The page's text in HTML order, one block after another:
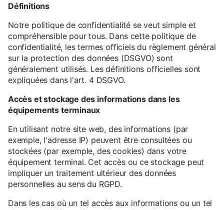
Définitions
Notre politique de confidentialité se veut simple et
compréhensible pour tous. Dans cette politique de
confidentialité, les termes officiels du règlement général
sur la protection des données (DSGVO) sont
généralement utilisés. Les définitions officielles sont
expliquées dans l'art. 4 DSGVO.
Accès et stockage des informations dans les
équipements terminaux
En utilisant notre site web, des informations (par
exemple, l'adresse IP) peuvent être consultées ou
stockées (par exemple, des cookies) dans votre
équipement terminal. Cet accès ou ce stockage peut
impliquer un traitement ultérieur des données
personnelles au sens du RGPD.
Dans les cas où un tel accès aux informations ou un tel